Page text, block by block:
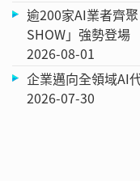
逾200家AI業者齊
SHOW」強勢登場
2026-08-01
企業邁向全領域AI
2026-07-30